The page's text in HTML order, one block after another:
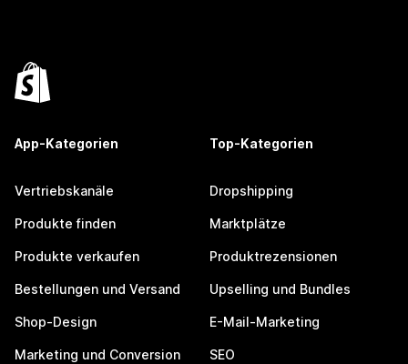
App-Kategorien
Vertriebskanäle
Produkte finden
Produkte verkaufen
Bestellungen und Versand
Shop-Design
Marketing und Conversion
Top-Kategorien
Dropshipping
Marktplätze
Produktrezensionen
Upselling und Bundles
E-Mail-Marketing
SEO